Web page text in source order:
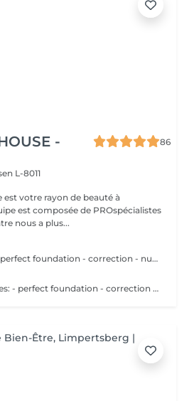
-
86
L-8011
est votre rayon de beauté à
nous a plus...
Day Makeup includes: - perfect foundation - correction - nude eyes makeup - eyebrows - perfect lips
Evening Makeup includes: - perfect foundation - correction - eyes makeup (smokey eyes, arrows, blurred arrow, false eyelashes) - eyebrows - perfect lips